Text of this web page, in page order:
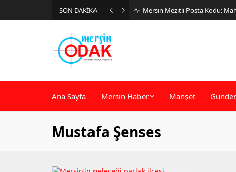
SON DAKİKA Mersin Mezitli Posta Kodu:
Ana Sayfa Mersin Haber Manşet
Mustafa Şenses